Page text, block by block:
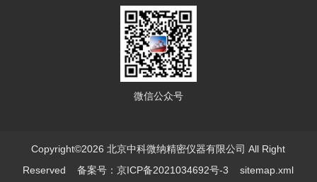
微信公众号
Copyright©2026 北京中科微纳精密仪器有限公司 All Right
Reserved备案号：京ICP备2021034692号-3 sitemap.xml